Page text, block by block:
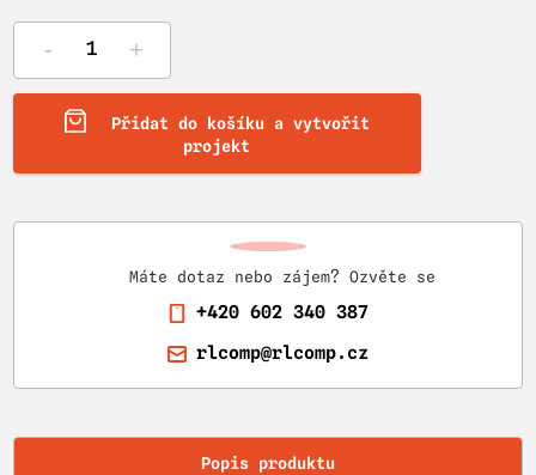
- +
Přidat do košíku a vytvořit
projekt
Máte dotaz nebo zájem? Ozvěte se
+420 602 340 387
rlcomp@rlcomp.cz
Popis produktu